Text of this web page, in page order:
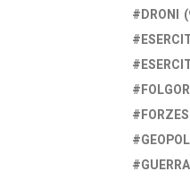
DRONI
GUERRA